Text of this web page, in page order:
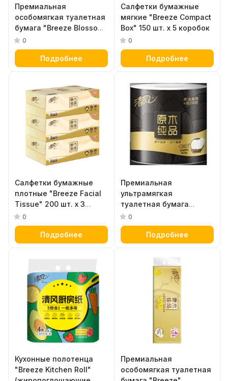
Премиальная
особомягкая туалетная
бумага "Breeze Blossom"
(четырёхслойная, с
гладкой поверхностью)
30 м х 10 рулонов
0
Подробнее
Салфетки бумажные
мягкие "Breeze Compact
Box" 150 шт. х 5 коробок
0
Подробнее
Салфетки бумажные
плотные "Breeze Facial
Tissue" 200 шт. х 3
коробки
0
Подробнее
Премиальная
ультрамягкая
туалетная бумага
"Breeze Black gold"
(четырёхслойная, с
тиснёным рисунком) 15
0
Подробнее
Кухонные полотенца
"Breeze Kitchen Roll"
Премиальная
особомягкая туалетная